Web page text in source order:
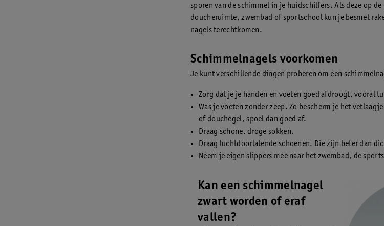
sporen van de schimmel in je huidschilfers. Als deze op
doucheruimte, zwembad of sportschool kun je besmet
nagels terechtkomen.
Schimmelnagels voorkomen
Je kunt verschillende dingen proberen om een
Zorg dat je je handen en voeten goed afdroogt, vooral
Was je voeten zonder zeep. Zo bescherm je het
of douchegel, spoel dan goed af.
Draag schone, droge sokken.
Draag luchtdoorlatende schoenen. Die zijn beter dan
Neem je eigen slippers mee naar het zwembad, de
Kan een schimmelnagel
zwart worden of eraf
vallen?